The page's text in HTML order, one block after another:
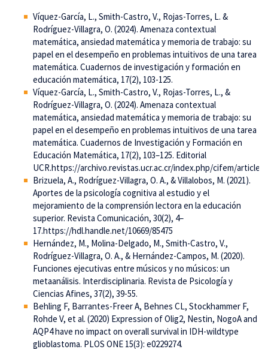
Víquez-García, L., Smith-Castro, V., Rojas-Torres, L. &
Rodríguez-Villagra, O. (2024). Amenaza contextual
matemática, ansiedad matemática y memoria de trabajo: su
papel en el desempeño en problemas intuitivos de una tarea
matemática. Cuadernos de investigación y formación en
educación matemática, 17(2), 103-125.
Víquez-García, L., Smith-Castro, V., Rojas-Torres, L., &
Rodríguez-Villagra, O. (2024). Amenaza contextual
matemática, ansiedad matemática y memoria de trabajo: su
papel en el desempeño en problemas intuitivos de una tarea
matemática. Cuadernos de Investigación y Formación en
Educación Matemática, 17(2), 103–125. Editorial
UCR.https://archivo.revistas.ucr.ac.cr/index.php/cifem/article/
Brizuela, A., Rodríguez-Villagra, O. A., & Villalobos, M. (2021).
Aportes de la psicología cognitiva al estudio y el
mejoramiento de la comprensión lectora en la educación
superior. Revista Comunicación, 30(2), 4–
17.https://hdl.handle.net/10669/85475
Hernández, M., Molina-Delgado, M., Smith-Castro, V.,
Rodríguez-Villagra, O. A., & Hernández-Campos, M. (2020).
Funciones ejecutivas entre músicos y no músicos: un
metaanálisis. Interdisciplinaria. Revista de Psicología y
Ciencias Afines, 37(2), 39-55.
Behling F, Barrantes-Freer A, Behnes CL, Stockhammer F,
Rohde V, et al. (2020) Expression of Olig2, Nestin, NogoA and
AQP4 have no impact on overall survival in IDH-wildtype
glioblastoma. PLOS ONE 15(3): e0229274.